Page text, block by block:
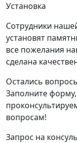
Установка
Сотрудники
установят
все пожелания
сделана
Остались
Заполните
вопросам!
Запрос на